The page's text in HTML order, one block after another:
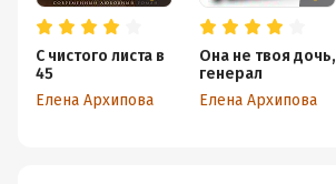
С чистого листа в
45
Елена Архипова
Она не твоя дочь,
генерал
Елена Архипова